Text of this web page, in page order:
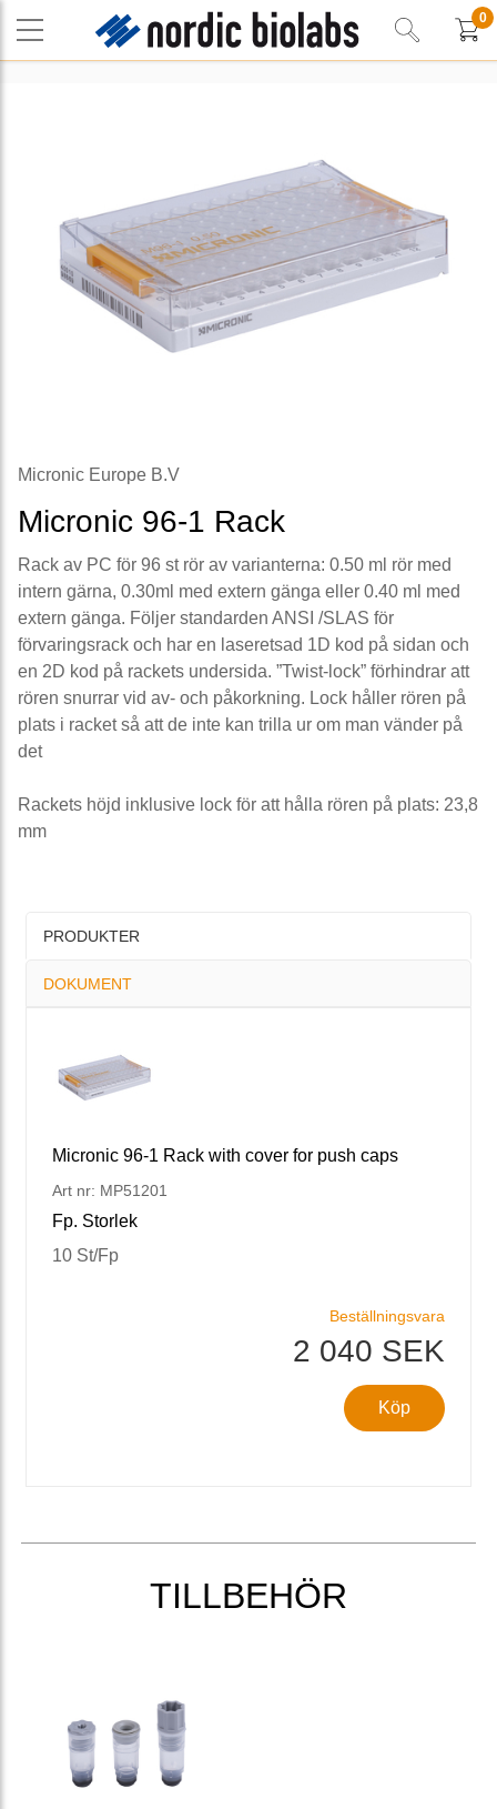
0
Micronic Europe B.V
Micronic 96-1 Rack
Rack av PC för 96 st rör av varianterna: 0.50 ml rör med
intern gärna, 0.30ml med extern gänga eller 0.40 ml med
extern gänga. Följer standarden ANSI /SLAS för
förvaringsrack och har en laseretsad 1D kod på sidan och
en 2D kod på rackets undersida. ”Twist-lock” förhindrar att
rören snurrar vid av- och påkorkning. Lock håller rören på
plats i racket så att de inte kan trilla ur om man vänder på
det
Rackets höjd inklusive lock för att hålla rören på plats: 23,8
mm
PRODUKTER
DOKUMENT
Micronic 96-1 Rack with cover for push caps
Art nr: MP51201
Fp. Storlek
10 St/Fp
Beställningsvara
2 040 SEK
Köp
TILLBEHÖR